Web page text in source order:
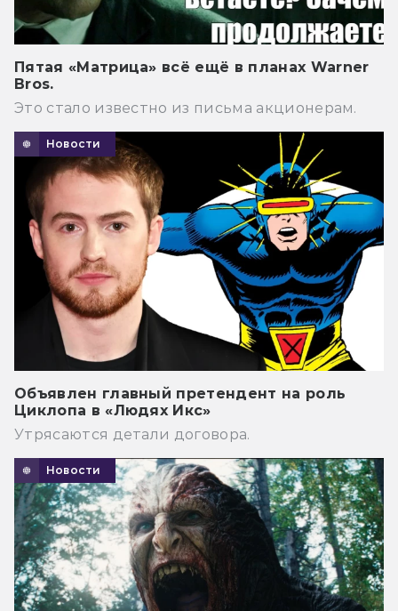
Пятая «Матрица» всё ещё в планах Warner
Bros.
Это стало известно из письма акционерам.
Новости
Объявлен главный претендент на роль
Циклопа в «Людях Икс»
Утрясаются детали договора.
Новости